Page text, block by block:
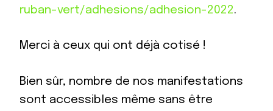
ruban-vert/adhesions/adhesion-2022.
Merci à ceux qui ont déjà cotisé !
Bien sûr, nombre de nos manifestations
sont accessibles même sans être